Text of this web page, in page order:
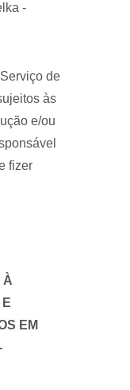
-
de
às
e/ou
fizer
À
EM